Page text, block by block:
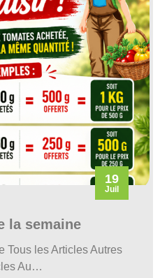
19
Juil
la semaine
Tous les Articles Autres
Au…